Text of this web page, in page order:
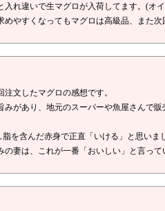
入れ違いで生マグロが入荷してます。(オ
やすくなってもマグロは高級品、また次
文したマグロの感想です。
地元のスーパーや魚屋さんで販売し
脂を含んだ赤身で正直「いける」と思いま
は、これが一番「おいしい」と言って